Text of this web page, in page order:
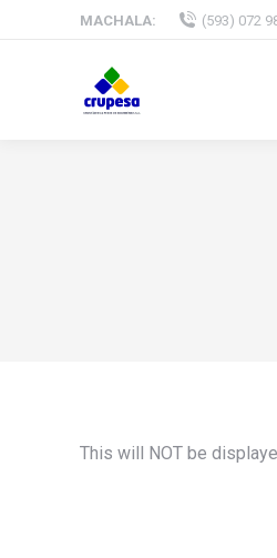
MACHALA: (593) 072
This will NOT be